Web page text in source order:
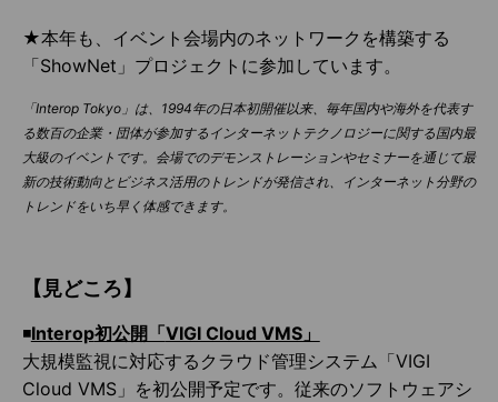
★本年も、イベント 会場内のネットワークを構築する
「ShowNet」プロジェクトに参加しています。
「Interop Tokyo」は、1994年の日本初開催以来、毎年国内や海外を代表す
る数百の企業・団体が参加するインターネットテクノロジーに関する国内最
大級のイベントです。会場でのデモンストレーションやセミナーを通じて最
新の技術動向とビジネス活用のトレンドが発信され、インターネット分野の
トレンドをいち早く体感できます。
【見どころ】
◾️Interop初公開「VIGI Cloud VMS」
大規模監視に対応するクラウド管理システム「VIGI
Cloud VMS」を初公開予定です。従来のソフトウェアシ